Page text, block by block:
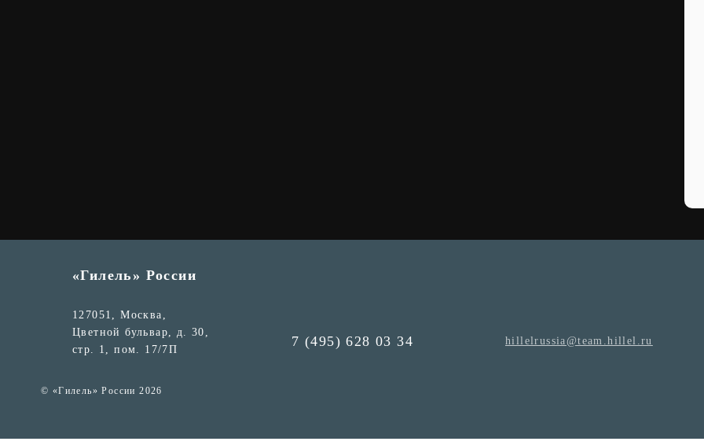
«Гилель» России
127051, Москва,
Цветной бульвар, д. 30,
стр. 1, пом. 17/7П
© «Гилель» России 2026
7 (495) 628 03 34 hillelrussia@team.hillel.ru